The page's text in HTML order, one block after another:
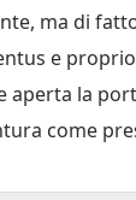
ma di
e
aperta la
come